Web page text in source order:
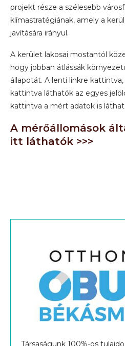
projekt része a szélesebb
klímastratégiának, amely a
javítására irányul.
A kerület lakosai mostantól
hogy jobban átlássák
állapotát. A lenti linkre
kattintva láthatók az egyes
kattintva a mért adatok is
A mérőállomások
itt láthatók >>>
Társaságunk 100%-os